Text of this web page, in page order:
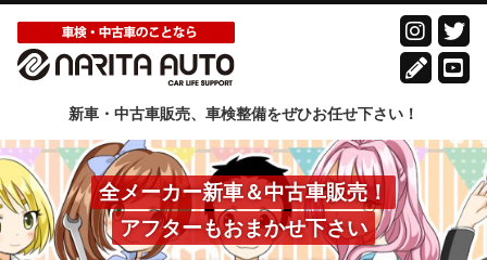
新車・中古車販売、車検整備をぜひお任せ下さい！
全メーカー新車＆中古車販売！
アフターもおまかせ下さい